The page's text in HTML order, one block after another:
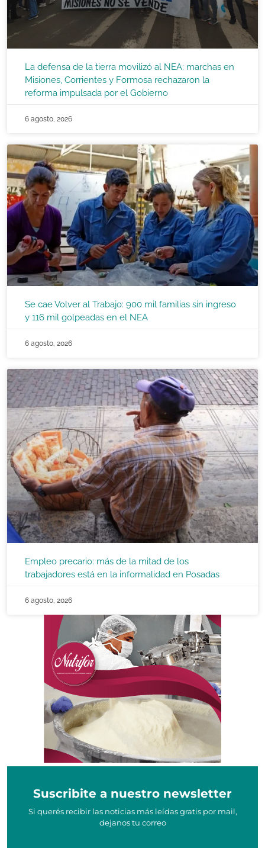
La defensa de la tierra movilizó al NEA: marchas en
Misiones, Corrientes y Formosa rechazaron la
reforma impulsada por el Gobierno
6 agosto, 2026
Se cae Volver al Trabajo: 900 mil familias sin ingreso
y 116 mil golpeadas en el NEA
6 agosto, 2026
Empleo precario: más de la mitad de los
trabajadores está en la informalidad en Posadas
6 agosto, 2026
Suscribite a nuestro newsletter
Si querés recibir las noticias más leídas gratis por mail,
dejanos tu correo